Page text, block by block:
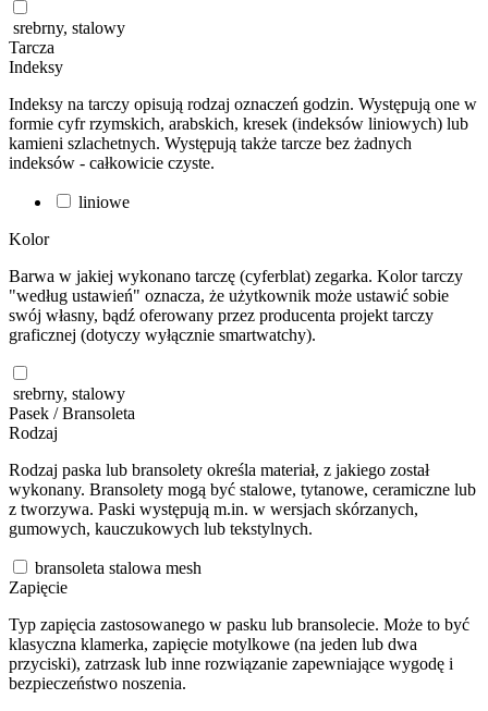
srebrny, stalowy
Tarcza
Indeksy
Indeksy na tarczy opisują rodzaj oznaczeń godzin. Występują one w
formie cyfr rzymskich, arabskich, kresek (indeksów liniowych) lub
kamieni szlachetnych. Występują także tarcze bez żadnych
indeksów - całkowicie czyste.
liniowe
Kolor
Barwa w jakiej wykonano tarczę (cyferblat) zegarka. Kolor tarczy
"według ustawień" oznacza, że użytkownik może ustawić sobie
swój własny, bądź oferowany przez producenta projekt tarczy
graficznej (dotyczy wyłącznie smartwatchy).
srebrny, stalowy
Pasek / Bransoleta
Rodzaj
Rodzaj paska lub bransolety określa materiał, z jakiego został
wykonany. Bransolety mogą być stalowe, tytanowe, ceramiczne lub
z tworzywa. Paski występują m.in. w wersjach skórzanych,
gumowych, kauczukowych lub tekstylnych.
bransoleta stalowa mesh
Zapięcie
Typ zapięcia zastosowanego w pasku lub bransolecie. Może to być
klasyczna klamerka, zapięcie motylkowe (na jeden lub dwa
przyciski), zatrzask lub inne rozwiązanie zapewniające wygodę i
bezpieczeństwo noszenia.